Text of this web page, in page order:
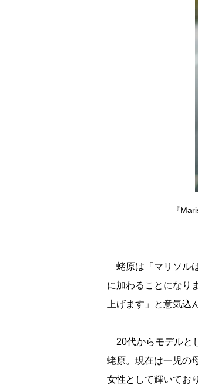
『
蛯原は「マリソル
に加わることになり
上げます」と意気込
20代からモデルと
蛯原。現在は一児の
女性として輝いてお